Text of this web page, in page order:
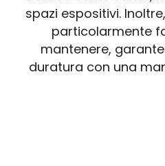
spazi espositivi.
particolarmente
mantenere,
duratura con una